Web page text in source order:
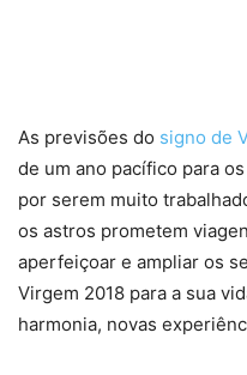
As previsões do signo de
de um ano pacífico para
por serem muito
os astros prometem
aperfeiçoar e ampliar os
Virgem 2018 para a sua
harmonia, novas